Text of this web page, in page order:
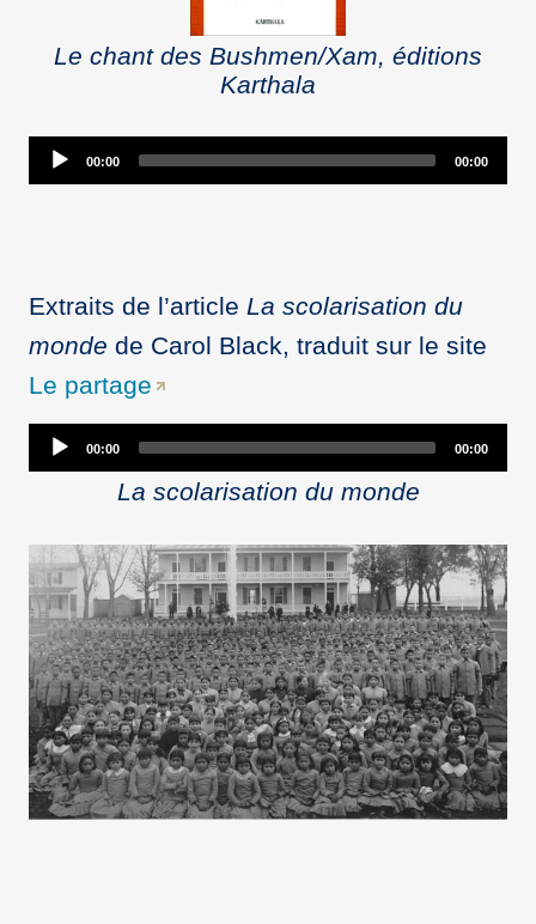
Le chant des Bushmen/Xam, éditions
Karthala
Audio
Player
00:00 00:00
Extraits de l’article La scolarisation du
monde de Carol Black, traduit sur le site
Le partage
Audio
Player
00:00 00:00
La scolarisation du monde